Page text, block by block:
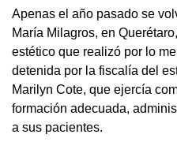
Apenas el año pasado se
María Milagros, en
estético que realizó por lo
detenida por la fiscalía del
Marilyn Cote, que ejercía
formación adecuada,
a sus pacientes.